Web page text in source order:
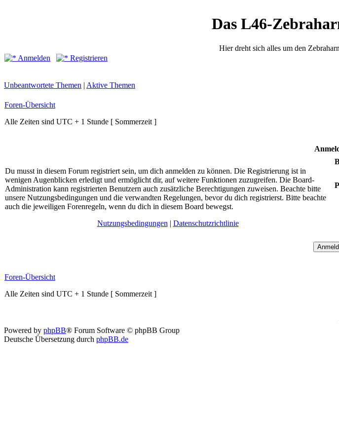
Das L46-
Hier dreht sich alles um den
Anmelden
Registrieren
Unbeantwortete Themen | Aktive Themen
Foren-Übersicht
Alle Zeiten sind UTC + 1 Stunde [ Sommerzeit ]
Du musst in diesem Forum registriert sein, um dich anmelden zu können. Die Registrierung ist in
wenigen Augenblicken erledigt und ermöglicht dir, auf weitere Funktionen zuzugreifen. Die Board-
Administration kann registrierten Benutzern auch zusätzliche Berechtigungen zuweisen. Beachte bitte
unsere Nutzungsbedingungen und die verwandten Regelungen, bevor du dich registrierst. Bitte beachte
auch die jeweiligen Forenregeln, wenn du dich in diesem Board bewegst.
Nutzungsbedingungen | Datenschutzrichtlinie
Foren-Übersicht
Alle Zeiten sind UTC + 1 Stunde [ Sommerzeit ]
Powered by phpBB® Forum Software © phpBB Group
Deutsche Übersetzung durch phpBB.de